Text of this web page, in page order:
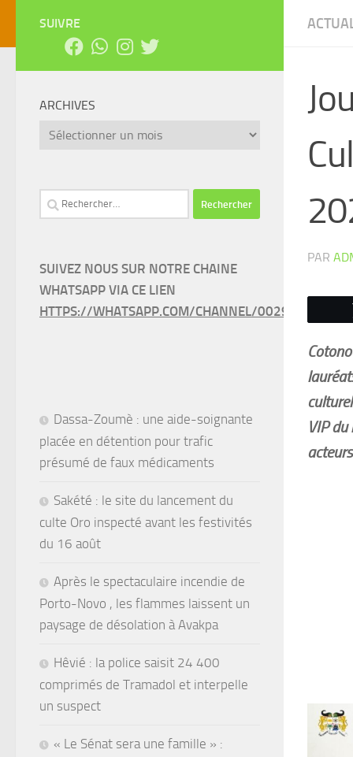
PAR
VIP
SUIVRE
ARCHIVES
Archives
Rechercher :
SUIVEZ NOUS SUR NOTRE CHAINE
WHATSAPP VIA CE LIEN
HTTPS://WHATSAPP.COM/CHANNEL/
Dassa-Zoumè : une aide-soignante
placée en détention pour trafic
présumé de faux médicaments
Sakété : le site du lancement du
culte Oro inspecté avant les festivités
du 16 août
Après le spectaculaire incendie de
Porto-Novo , les flammes laissent un
paysage de désolation à Avakpa
Hêvié : la police saisit 24 400
comprimés de Tramadol et interpelle
un suspect
« Le Sénat sera une famille » :